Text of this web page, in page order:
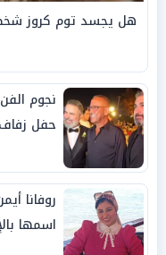
هل يجسد توم كروز
نجوم
حفل زفاف
روفانا
اسمها